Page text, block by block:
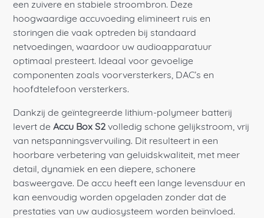
een zuivere en stabiele stroombron. Deze
hoogwaardige accuvoeding elimineert ruis en
storingen die vaak optreden bij standaard
netvoedingen, waardoor uw audioapparatuur
optimaal presteert. Ideaal voor gevoelige
componenten zoals voorversterkers, DAC’s en
hoofdtelefoon versterkers.
Dankzij de geïntegreerde lithium-polymeer batterij
levert deAccu Box S2 volledig schone gelijkstroom, vrij
van netspanningsvervuiling. Dit resulteert in een
hoorbare verbetering van geluidskwaliteit, met meer
detail, dynamiek en een diepere, schonere
basweergave. De accu heeft een lange levensduur en
kan eenvoudig worden opgeladen zonder dat de
prestaties van uw audiosysteem worden beïnvloed.